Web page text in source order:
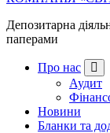
Депозитарна
паперами
Про нас
Аудит
Новини
Бланки та